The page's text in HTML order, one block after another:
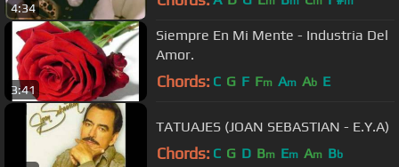
4:34
3:41
Siempre En Mi Mente - Industria Del
Amor.
Chords: C G F Fm Am Ab E
TATUAJES (JOAN SEBASTIAN - E.Y.A)
Chords: C G D Bm Em Am Bb